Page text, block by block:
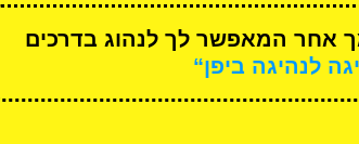
אחר המאפשר לך לנהוג בדרכים
לנהיגה ביפן“